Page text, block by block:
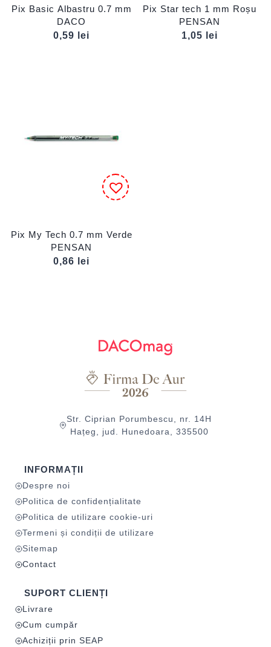
Pix Basic Albastru 0.7 mm
DACO
0,59
lei
Pix Star tech 1 mm Roșu
PENSAN
1,05
lei
Pix My Tech 0.7 mm Verde
PENSAN
0,86
lei
Str. Ciprian Porumbescu, nr. 14H
Hațeg, jud. Hunedoara, 335500
INFORMAȚII
Despre noi
Politica de confidențialitate
Politica de utilizare cookie-uri
Termeni și condiții de utilizare
Sitemap
Contact
SUPORT CLIENȚI
Livrare
Cum cumpăr
Achiziții prin SEAP